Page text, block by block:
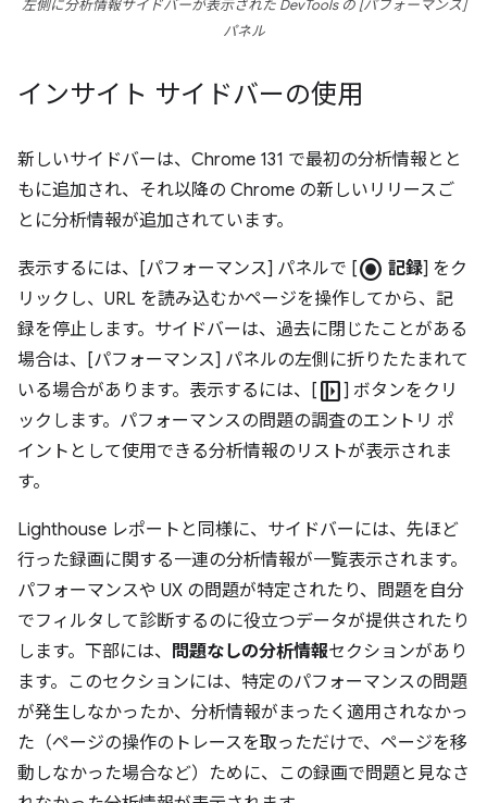
左側に分析情報サイドバーが表示された DevTools の [パフォーマンス]
パネル
インサイト サイドバーの使用
新しいサイドバーは、Chrome 131 で最初の分析情報とと
もに追加され、それ以降の Chrome の新しいリリースご
とに分析情報が追加されています。
表示するには、[パフォーマンス] パネルで [radio_button_checked 記録] をク
リックし、URL を読み込むかページを操作してから、記
録を停止します。サイドバーは、過去に閉じたことがある
場合は、[パフォーマンス] パネルの左側に折りたたまれて
いる場合があります。表示するには、[ left_panel_open ] ボタンをクリ
ックします。パフォーマンスの問題の調査のエントリ ポ
イントとして使用できる分析情報のリストが表示されま
す。
Lighthouse レポートと同様に、サイドバーには、先ほど
行った録画に関する一連の分析情報が一覧表示されます。
パフォーマンスや UX の問題が特定されたり、問題を自分
でフィルタして診断するのに役立つデータが提供されたり
します。下部には、
問題なしの分析情報セクションがあり
ます。このセクションには、特定のパフォーマンスの問題
が発生しなかったか、分析情報がまったく適用されなかっ
た（ページの操作のトレースを取っただけで、ページを移
動しなかった場合など）ために、この録画で問題と見なさ